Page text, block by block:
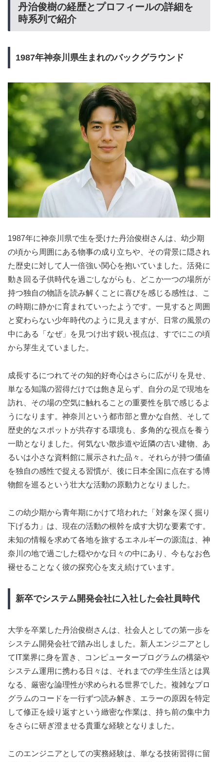
丹治俊樹の経歴とプロフィールの詳細を
時系列で紹介
1987年神奈川県生まれのバックグラウンド
1987年に神奈川県で生を受けた丹治俊樹さんは、幼少期
の頃から周囲にある物事の成り立ちや、その背景に隠され
た歴史に対して人一倍強い関心を抱いていました。活発に
動き回る子供時代を過ごしながらも、どこか一つの場所が
持つ独自の物語を読み解くことに喜びを感じる感性は、こ
の時期に静かに育まれていったようです。一見すると周囲
と変わらない少年時代のように見えますが、日常の風景の
中にある「なぜ」を見つけ出す鋭い視点は、すでにこの頃
から芽生えていました。
成長するにつれてその知的好奇心はさらに広がりを見せ、
単なる知識の習得だけでは飽き足らず、自分の足で現地を
訪れ、その場の空気に触れることの重要性を肌で感じるよ
うになります。神奈川という都市部と豊かな自然、そして
歴史的なスポットが共存する環境も、多角的な視点を養う
一助となりました。何気ない散歩道や近隣の古い建物、あ
るいは小さな資料館に展示された品々。それらが持つ価値
を独自の感性で捉える習慣が、後に日本全国に点在する博
物館を巡るという壮大な活動の原動力となりました。
この幼少期から青年期にかけて培われた「対象を深く掘り
下げる力」は、現在の活動の根幹を成す大切な要素です。
未知の情報を求めて各地を旅するエネルギーの源流は、神
奈川の地で過ごした穏やかな日々の中にあり、今もなお色
褪せることなく彼の探究心を支え続けています。
新卒でシステム開発会社に入社した会社員時代
大学を卒業した丹治俊樹さんは、社会人としての第一歩を
システム開発会社で踏み出しました。新人エンジニアとし
てIT業界に身を置き、コンピュータープログラムの構築や
システム運用に携わる日々は、それまでの学生生活とは異
なる、厳密な論理性が求められる世界でした。複雑なプロ
グラムのコードを一行ずつ読み解き、エラーの原因を特定
して修正を繰り返すという緻密な作業は、持ち前の集中力
をさらに研ぎ澄ませる貴重な経験となりました。
このエンジニアとしての実務経験は、単なる技術習得に留